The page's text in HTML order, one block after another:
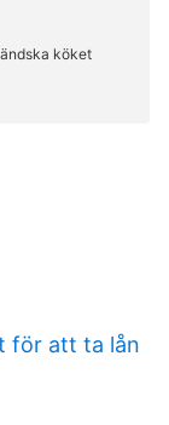
för att ta lån